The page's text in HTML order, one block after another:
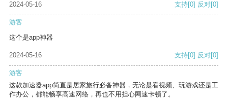
2024-05-16 支持[0] 反对[0]
游客
这个是app神器
2024-05-16 支持[0] 反对[0]
游客
这款加速器app简直是居家旅行必备神器，无论是看视频、玩游戏还是工
作办公，都能畅享高速网络，再也不用担心网速卡顿了。